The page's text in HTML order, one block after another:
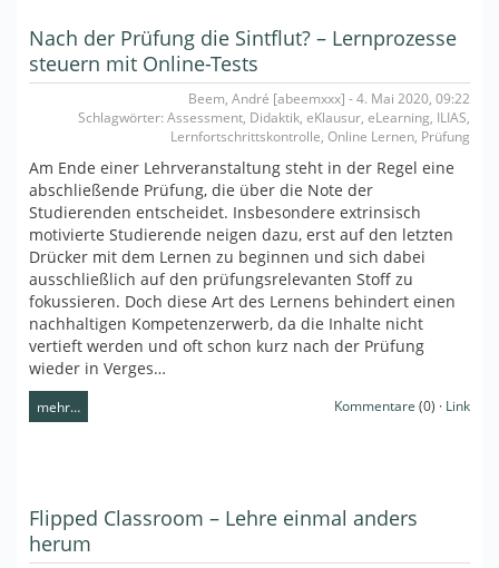
Nach der Prüfung die Sintflut? – Lernprozesse
steuern mit Online-Tests
Beem, André [abeemxxx] - 4. Mai 2020, 09:22
Schlagwörter: Assessment, Didaktik, eKlausur, eLearning, ILIAS,
Lernfortschrittskontrolle, Online Lernen, Prüfung
Am Ende einer Lehrveranstaltung steht in der Regel eine
abschließende Prüfung, die über die Note der
Studierenden entscheidet. Insbesondere extrinsisch
motivierte Studierende neigen dazu, erst auf den letzten
Drücker mit dem Lernen zu beginnen und sich dabei
ausschließlich auf den prüfungsrelevanten Stoff zu
fokussieren. Doch diese Art des Lernens behindert einen
nachhaltigen Kompetenzerwerb, da die Inhalte nicht
vertieft werden und oft schon kurz nach der Prüfung
wieder in Verges…
mehr… Kommentare (0) · Link
Flipped Classroom – Lehre einmal anders
herum